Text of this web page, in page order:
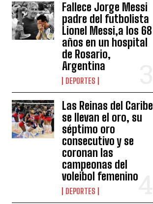
Fallece Jorge Messi
padre del futbolista
Lionel Messi,a los 68
años en un hospital
de Rosario,
Argentina
DEPORTES
Las Reinas del Caribe
se llevan el oro, su
séptimo oro
consecutivo y se
coronan las
campeonas del
voleibol femenino
DEPORTES